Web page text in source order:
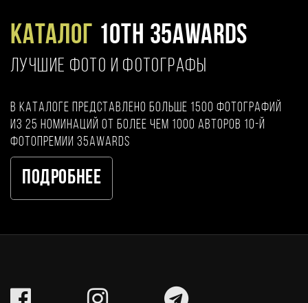
Каталог 10TH 35AWARDS
ЛУЧШИЕ ФОТО И ФОТОГРАФЫ
В каталоге представлено больше 1500 фотографий
из 25 номинаций от более чем 1000 авторов 10-й
фотопремии 35AWARDS
Подробнее